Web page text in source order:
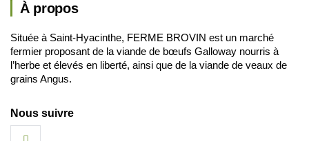
À propos
Située à Saint-Hyacinthe, FERME BROVIN est un marché
fermier proposant de la viande de bœufs Galloway nourris à
l’herbe et élevés en liberté, ainsi que de la viande de veaux de
grains Angus.
Nous suivre